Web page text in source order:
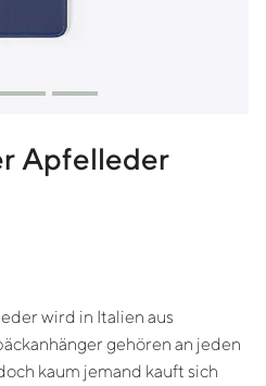
Apfelleder
wird in Italien aus
gehören an jeden
kaum jemand kauft sich